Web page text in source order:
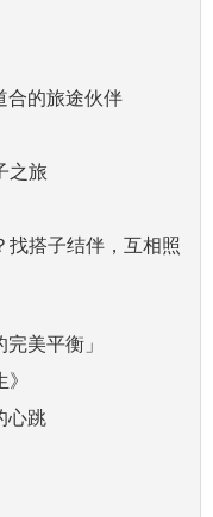
合的旅途伙伴
之旅
找搭子结伴，互相照
美平衡」
心跳